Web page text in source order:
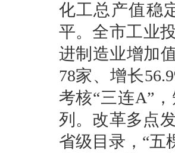
化工总产值稳
平。全市工业
进制造业增加
78家、增长
考核“三连A”
列。改革多点
省级目录，“五